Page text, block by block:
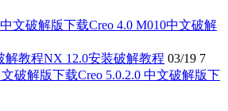
Creo 4.0 M010中文破解
NX 12.0安装破解教程 03/19 7
Creo 5.0.2.0 中文破解版下